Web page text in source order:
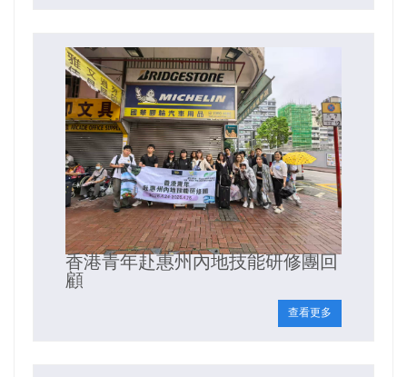
香港青年赴惠州內地技能研修團回
顧
查看更多